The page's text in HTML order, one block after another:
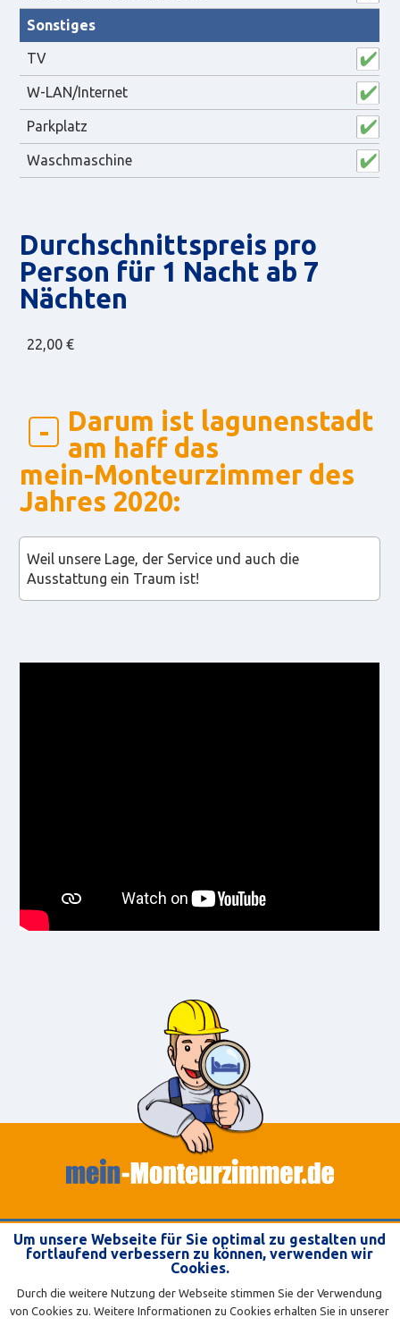
Sonstiges
TV
W-LAN/Internet
Parkplatz
Waschmaschine
Durch­schnitts­preis pro
Person für 1 Nacht ab 7
Nächten
22,00 €
Darum ist lagunenstadt
am haff das
mein-Monteurzimmer des
Jahres 2020:
Weil unsere Lage, der Service und auch die
Ausstattung ein Traum ist!
FAQ
TEILNAHMEBEDINGUNGEN
DATENSCHUTZERKLÄRUNG
KONTAKT
Um unsere Webseite für Sie optimal zu gestalten und
fortlaufend verbessern zu können, verwenden wir
Cookies.
Durch die weitere Nutzung der Webseite stimmen Sie der Verwendung
von Cookies zu. Weitere Informationen zu Cookies erhalten Sie in unserer